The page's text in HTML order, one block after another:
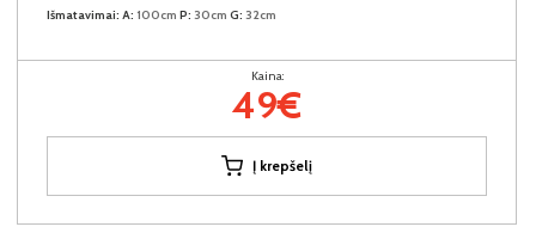
Išmatavimai: A: 100cm P: 30cm G: 32cm
Kaina:
49€
Į krepšelį